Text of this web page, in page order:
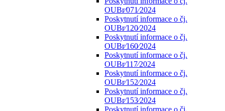
OUBr⁄071⁄2024
Poskytnutí informace o čj.
OUBr⁄120⁄2024
Poskytnutí informace o čj.
OUBr⁄160⁄2024
Poskytnutí informace o čj.
OUBr⁄117⁄2024
Poskytnutí informace o čj.
OUBr⁄152⁄2024
Poskytnutí informace o čj.
OUBr⁄153⁄2024
Poskytnutí informace o čj.